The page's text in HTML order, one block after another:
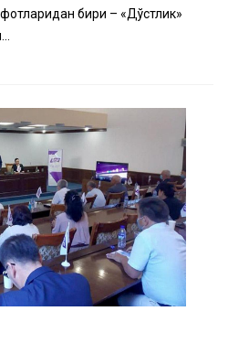
бири – «Дўстлик»